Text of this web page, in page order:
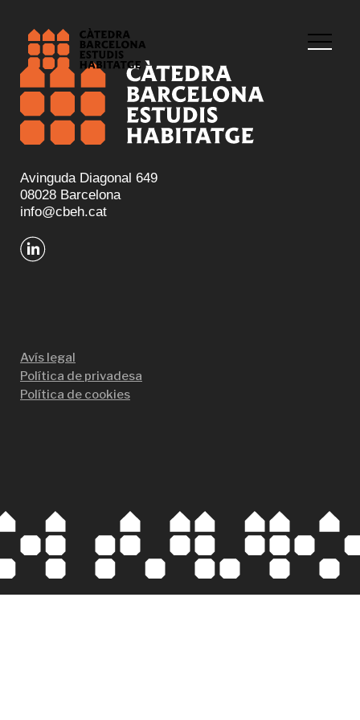
Avinguda Diagonal 649
08028 Barcelona
info@cbeh.cat
Avís legal
Política de privadesa
Política de cookies